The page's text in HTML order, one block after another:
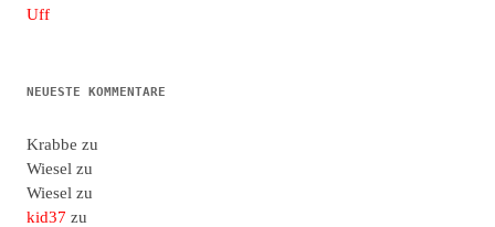
Uff
NEUESTE KOMMENTARE
Krabbe zu
Wiesel zu
Wiesel zu
kid37 zu